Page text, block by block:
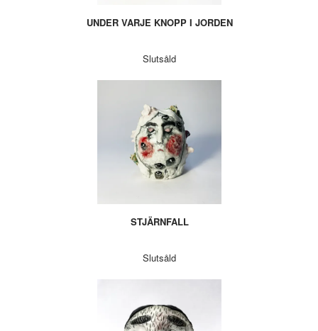
UNDER VARJE KNOPP I JORDEN
Slutsåld
STJÄRNFALL
Slutsåld